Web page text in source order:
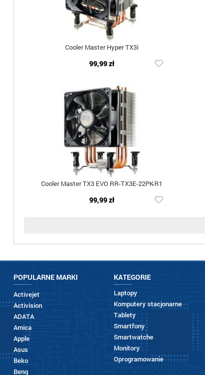
Cooler Master Hyper TX3i
99,99 zł
Cooler Master TX3 EVO RR-TX3E-22PK-R1
99,99 zł
POPULARNE MARKI
Activejet
Activision
ADATA
Amica
Apple
Asus
Beko
Benq
KATEGORIE
Laptopy
Komputery stacjonarne
Tablety
Smartfony
Smartwatche
Monitory
Oprogramowanie